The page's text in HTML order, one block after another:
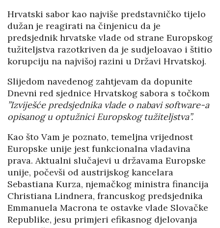
Hrvatski sabor kao najviše predstavničko tijelo
dužan je reagirati na činjenicu da je
predsjednik hrvatske vlade od strane Europskog
tužiteljstva razotkriven da je sudjeloavao i štitio
korupciju na najvišoj razini u Državi Hrvatskoj.
Slijedom navedenog zahtjevam da dopunite
Dnevni red sjednice Hrvatskog sabora s točkom
”Izviješće predsjednika vlade o nabavi software-a
opisanog u optužnici Europskog tužiteljstva”.
Kao što Vam je poznato, temeljna vrijednost
Europske unije jest funkcionalna vladavina
prava. Aktualni slučajevi u državama Europske
unije, počevši od austrijskog kancelara
Sebastiana Kurza, njemačkog ministra financija
Christiana Lindnera, francuskog predsjednika
Emmanuela Macrona te ostavke vlade Slovačke
Republike, jesu primjeri efikasnog djelovanja